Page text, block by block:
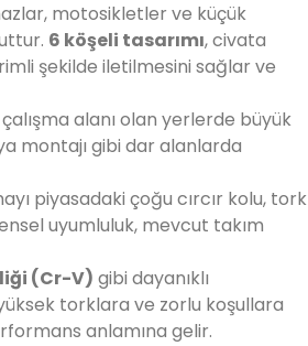
motosikletler ve küçük
6 köşeli tasarımı, civata
şekilde iletilmesini sağlar ve
çalışma alanı olan yerlerde büyük
montajı gibi dar alanlarda
piyasadaki çoğu cırcır kolu, tork
uyumluluk, mevcut takım
(Cr-V) gibi dayanıklı
torklara ve zorlu koşullara
anlamına gelir.